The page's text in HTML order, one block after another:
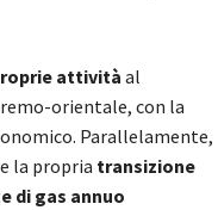
attività al
orientale, con la
Parallelamente,
la propria transizione
di gas annuo